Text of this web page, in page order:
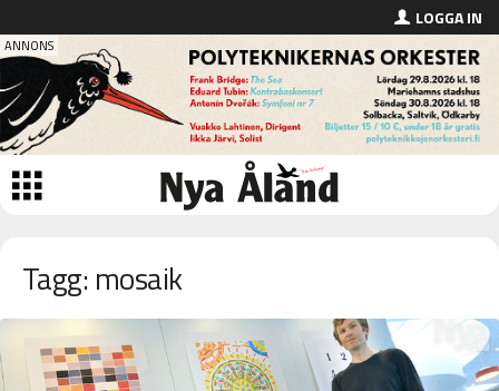
LOGGA IN
Tagg: mosaik